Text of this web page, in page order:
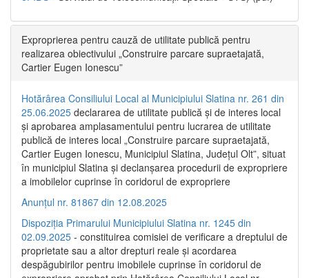
Exproprierea pentru cauză de utilitate publică pentru
realizarea obiectivului „Construire parcare supraetajată,
Cartier Eugen Ionescu”
Hotărârea Consiliului Local al Municipiului Slatina nr. 261 din
25.06.2025 declararea de utilitate publică și de interes local
și aprobarea amplasamentului pentru lucrarea de utilitate
publică de interes local „Construire parcare supraetajată,
Cartier Eugen Ionescu, Municipiul Slatina, Județul Olt”, situat
în municipiul Slatina și declanșarea procedurii de expropriere
a imobilelor cuprinse în coridorul de expropriere
Anunțul nr. 81867 din 12.08.2025
Dispoziția Primarului Municipiului Slatina nr. 1245 din
02.09.2025 - constituirea comisiei de verificare a dreptului de
proprietate sau a altor drepturi reale și acordarea
despăgubirilor pentru imobilele cuprinse în coridorul de